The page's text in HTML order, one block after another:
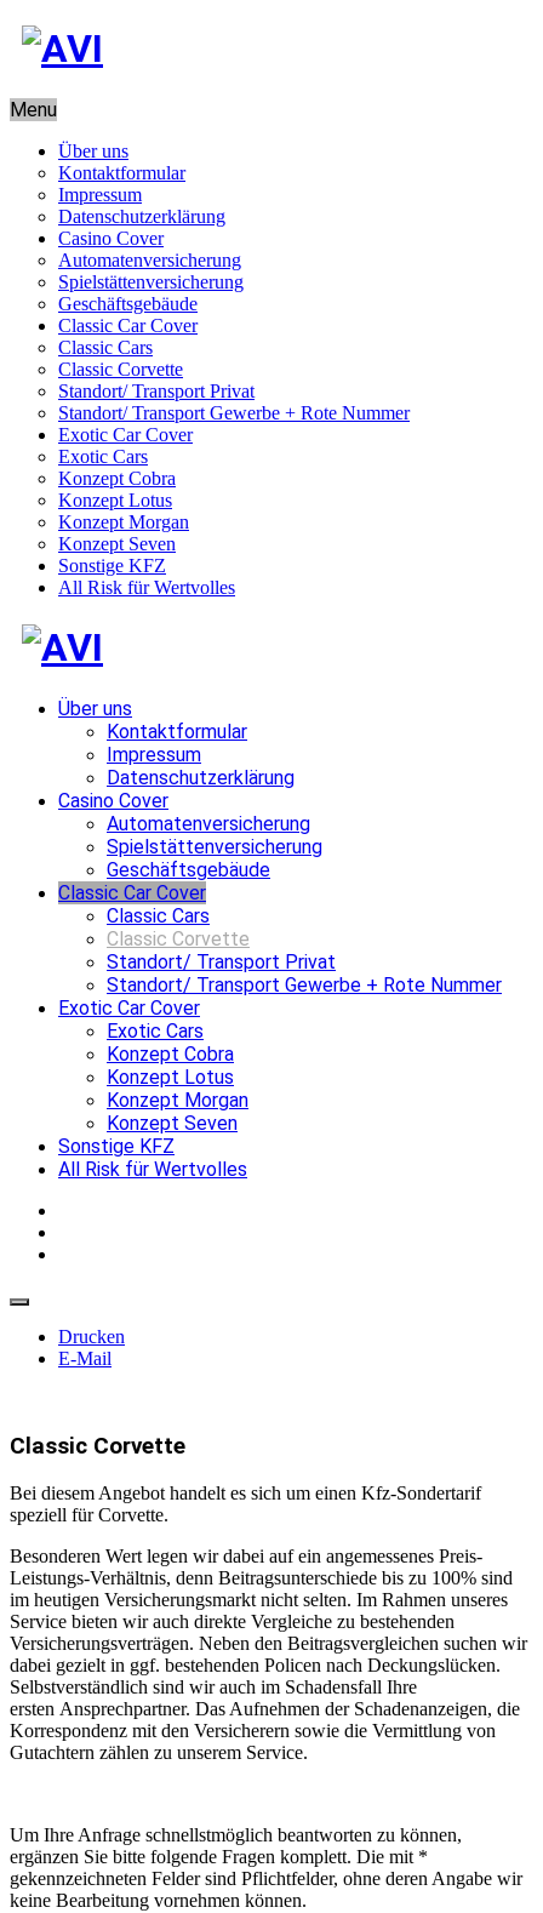
Menu
Über uns
Kontaktformular
Impressum
Datenschutzerklärung
Casino Cover
Automatenversicherung
Spielstättenversicherung
Geschäftsgebäude
Classic Car Cover
Classic Cars
Classic Corvette
Standort/ Transport Privat
Standort/ Transport Gewerbe + Rote Nummer
Exotic Car Cover
Exotic Cars
Konzept Cobra
Konzept Lotus
Konzept Morgan
Konzept Seven
Sonstige KFZ
All Risk für Wertvolles
Über uns
Kontaktformular
Impressum
Datenschutzerklärung
Casino Cover
Automatenversicherung
Spielstättenversicherung
Geschäftsgebäude
Classic Car Cover
Classic Cars
Classic Corvette
Standort/ Transport Privat
Standort/ Transport Gewerbe + Rote Nummer
Exotic Car Cover
Exotic Cars
Konzept Cobra
Konzept Lotus
Konzept Morgan
Konzept Seven
Sonstige KFZ
All Risk für Wertvolles
Drucken
E-Mail
Classic Corvette
Bei diesem Angebot handelt es sich um einen Kfz-Sondertarif
speziell für Corvette.
Besonderen Wert legen wir dabei auf ein angemessenes Preis-
Leistungs-Verhältnis, denn Beitragsunterschiede bis zu 100% sind
im heutigen Versicherungsmarkt nicht selten. Im Rahmen unseres
Service bieten wir auch direkte Vergleiche zu bestehenden
Versicherungsverträgen. Neben den Beitragsvergleichen suchen wir
dabei gezielt in ggf. bestehenden Policen nach Deckungslücken.
Selbstverständlich sind wir auch im Schadensfall Ihre
ersten Ansprechpartner. Das Aufnehmen der Schadenanzeigen, die
Korrespondenz mit den Versicherern sowie die Vermittlung von
Gutachtern zählen zu unserem Service.
Um Ihre Anfrage schnellstmöglich beantworten zu können,
ergänzen Sie bitte folgende Fragen komplett. Die mit *
gekennzeichneten Felder sind Pflichtfelder, ohne deren Angabe wir
keine Bearbeitung vornehmen können.